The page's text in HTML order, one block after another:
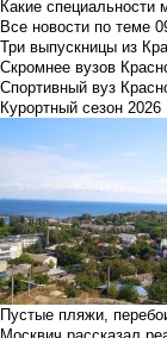
Какие специальности
Все новости по теме
Три выпускницы из
Скромнее вузов
Спортивный вуз
Курортный сезон 2026
Пустые пляжи,